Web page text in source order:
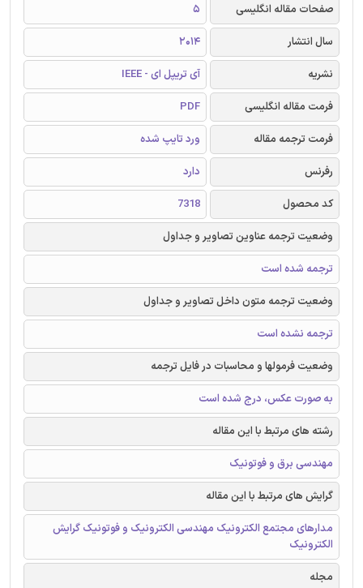
صفحات مقاله انگلیسی
5
سال انتشار
2014
نشریه
آی تریپل ای - IEEE
فرمت مقاله انگلیسی
PDF
فرمت ترجمه مقاله
ورد تایپ شده
رفرنس
دارد
کد محصول
7318
وضعیت ترجمه عناوین تصاویر و جداول
ترجمه شده است
وضعیت ترجمه متون داخل تصاویر و جداول
ترجمه نشده است
وضعیت فرمولها و محاسبات در فایل ترجمه
به صورت عکس، درج شده است
رشته های مرتبط با این مقاله
مهندسی برق و فوتونیک
گرایش های مرتبط با این مقاله
مدارهای مجتمع الکترونیک مهندسی الکترونیک و فوتونیک گرایش
الکترونیک
مجله